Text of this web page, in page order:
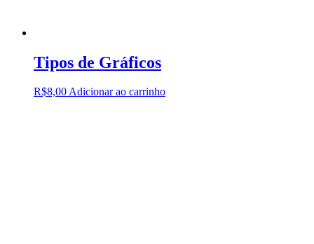
Tipos de Gráficos
R$8,00Adicionar ao carrinho